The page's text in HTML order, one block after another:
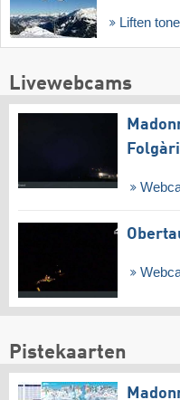
Liften
Livewebcams
Pistekaarten